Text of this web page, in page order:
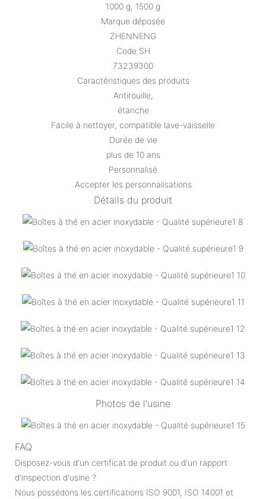
1000 g, 1500 g
Marque déposée
ZHENNENG
Code SH
73239300
Caractéristiques des produits
Antirouille,
étanche
Facile à nettoyer, compatible lave-vaisselle
Durée de vie
plus de 10 ans
Personnalisé
Accepter les personnalisations
Détails du produit
Photos de l'usine
FAQ
Disposez-vous d'un certificat de produit ou d'un rapport
d'inspection d'usine ?
Nous possédons les certifications ISO 9001, ISO 14001 et